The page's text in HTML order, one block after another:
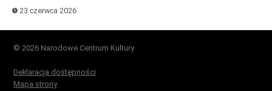
23 czerwca 2026
© 2026 Narodowe Centrum Kultury
Deklaracja dostępności
Mapa strony